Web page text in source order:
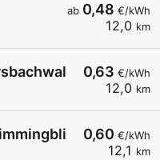
ab 0,48 €/kWh
12,0 km
0,63 €/kWh
12,0 km
89
0,60 €/kWh
12,1 km